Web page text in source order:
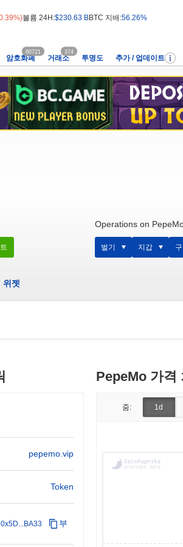
볼륨 24H:$230.63 BBTC 지배:56.26%
암호화폐
60721
거래소
374
투명도 추가 / 업데이트
Operations on
벌기 지갑
위젯
pepemo.vip
Token
0x5D...BA33 부
PepeMo 가격
줌: 1d